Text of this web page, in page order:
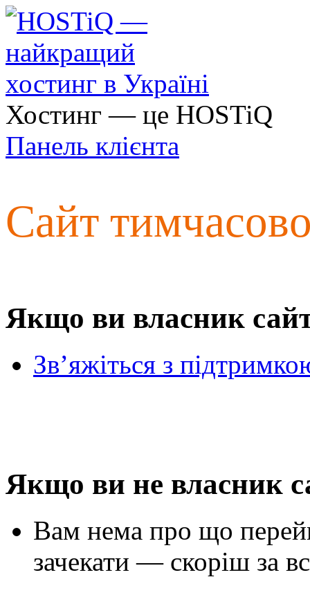
Хостинг — це HOSTiQ
Панель клієнта
Сайт
Якщо ви власник
Зв’яжіться з
Якщо ви не власник
Вам нема про що
зачекати — скоріш за